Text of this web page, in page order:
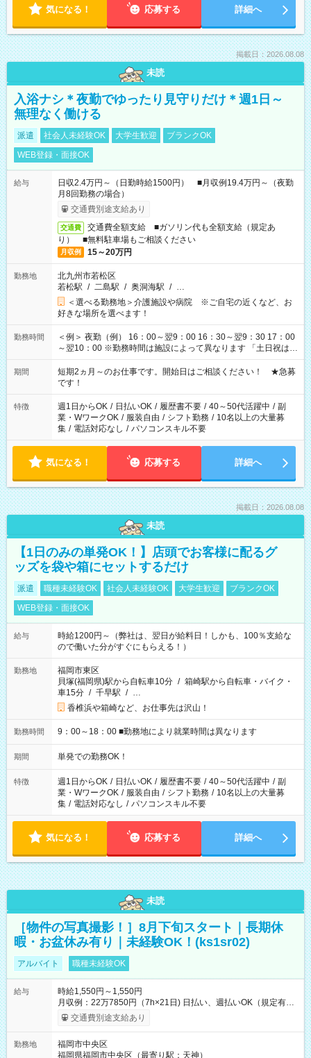
気になる！ 応募する 詳細へ
掲載日：2026.08.08
未読
入浴ナシ＊夜勤でゆったり見守りだけ＊週1日～
無理なく働ける
派遣 社会人未経験OK 大学生歓迎
ブランクOK
WEB登録・面接OK
給与
日収2.4万円～（日勤時給1500円） ■月収例19.4万円～（夜勤
月8回勤務の場合）
交通費別途支給あり
交通費
交通費全額支給 ■ガソリン代も全額支給（規定あ
り） ■無料駐車場もご相談ください
月収例 15～20万円
勤務地
北九州市若松区
若松駅 / 二島駅 / 奥洞海駅 / …
＜選べる勤務地＞介護施設や病院 ※ご自宅の近くなど、お
好きな場所を選べます！
勤務時間
＜例＞ 夜勤（例） 16：00～翌9：00 16：30～翌9：30 17：00
～翌10：00 ※勤務時間は施設によって異なります 「土日祝は休
みたい」 「しっかり稼ぎたい」 「もう少し遅い時間から始めた
い」など ご希望にあったお仕事をご案内いたします。 ※未経験
の方の場合は1～2ヶ月間は日中での仕事を経験いただき、 お
仕事に慣れてからの夜勤になります。 ★家庭の都合でお休みが
必要な場合も遠慮なくご相談ください。
期間
短期2ヵ月～のお仕事です。開始日はご相談ください！ ★急募
です！
特徴 週1日からOK / 日払いOK / 履歴書不要 / 40～50代活躍中 / 副
業・WワークOK / 服装自由 / シフト勤務 / 10名以上の大量募
集 / 電話対応なし / パソコンスキル不要
気になる！ 応募する 詳細へ
掲載日：2026.08.08
未読
【1日のみの単発OK！】店頭でお客様に配るグ
ッズを袋や箱にセットするだけ
派遣 職種未経験OK 社会人未経験OK 大学生歓迎
ブランクOK
WEB登録・面接OK
給与
時給1200円～（弊社は、翌日が給料日！しかも、100％支給な
ので働いた分がすぐにもらえる！）
勤務地
福岡市東区
貝塚(福岡県)駅から自転車10分 / 箱崎駅から自転車・バイク・
車15分 / 千早駅 / …
香椎浜や箱崎など、お仕事先は沢山！
勤務時間 9：00～18：00 ■勤務地により就業時間は異なります
期間 単発での勤務OK！
特徴 週1日からOK / 日払いOK / 履歴書不要 / 40～50代活躍中 / 副
業・WワークOK / 服装自由 / シフト勤務 / 10名以上の大量募
集 / 電話対応なし / パソコンスキル不要
気になる！ 応募する 詳細へ
未読
［物件の写真撮影！］8月下旬スタート｜長期休
暇・お盆休み有り｜未経験OK！(ks1sr02)
アルバイト 職種未経験OK
給与
時給1,550円～1,550円
月収例：22万7850円（7h×21日) 日払い、週払いOK（規定有
り） 【試用期間】試用期間なし
交通費別途支給あり
勤務地
福岡市中央区
福岡県福岡市中央区（最寄り駅：天神）